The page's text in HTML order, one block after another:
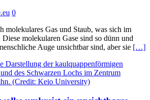
0
molekulares Gas und Staub, was sich im
molekularen Gase sind so dünn und
Auge unsichtbar sind, aber sie […]